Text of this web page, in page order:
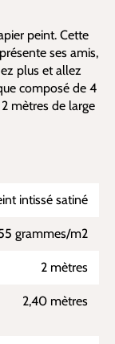
peint. Cette
ses amis,
plus et allez
composé de 4
mètres de large
intissé satiné
grammes/m2
2 mètres
2,40 mètres